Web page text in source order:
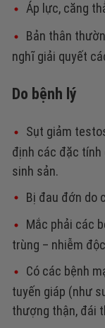
Áp lực, căng
Bản thân
nghĩ giải quyết
Do bệnh lý
Sụt giảm
định các đặc tính
sinh sản.
Bị đau đớn do
Mắc phải các
trùng – nhiễm
Có các bệnh
tuyến giáp (như
thượng thận, đái